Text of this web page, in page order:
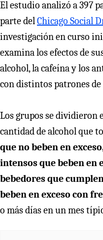
El estudio analizó a 397
parte delChicago Social
investigación en curso
examina los efectos de
alcohol, la cafeína y los
con distintos patrones de
Los grupos se dividieron
cantidad de alcohol que
que no beben en
intensos que beben en
bebedores que
beben en exceso con
o más días en un mes